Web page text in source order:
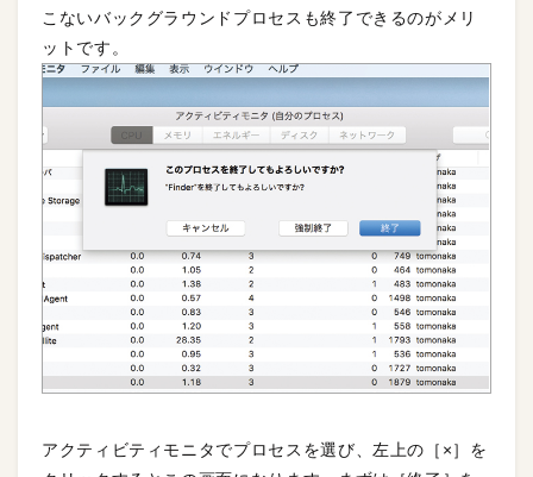
こないバックグラウンドプロセスも終了できるのがメリ
ットです。
アクティビティモニタでプロセスを選び、左上の［×］を